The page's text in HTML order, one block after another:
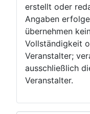
erstellt oder
Angaben
übernehmen
Vollständigkeit
Veranstalter;
ausschließlich
Veranstalter.